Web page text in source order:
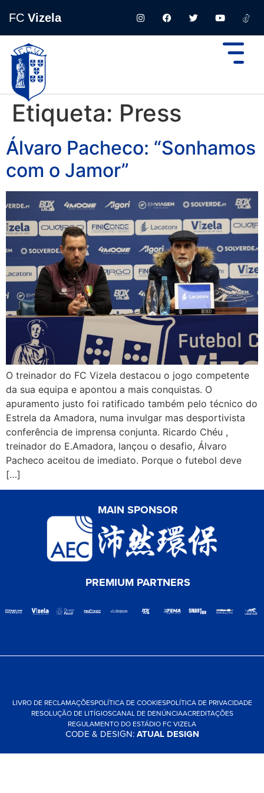
FC Vizela
Etiqueta: Press
Álvaro Pacheco: “Sonhamos
com o Jamor”
O treinador do FC Vizela destacou o jogo competente
da sua equipa e apontou a mais conquistas. O
apuramento justo foi ratificado também pelo técnico do
Estrela da Amadora, numa invulgar mas desportivista
conferência de imprensa conjunta. Ricardo Chéu ,
treinador do E.Amadora, lançou o desafio, Álvaro
Pacheco aceitou de imediato. Porque o futebol deve
[…]
MAIN SPONSOR
PREMIUM PARTNERS
LIVRO DE RECLAMAÇÕESPOLÍTICA DE COOKIESPOLÍTICA DE PRIVACIDADE
RESOLUÇÃO DE LITÍGIOSCANAL DE DENÚNCIAACREDITAÇÕES
REGULAMENTO DO ESTÁDIO FC VIZELA
CODE & DESIGN:ATUAL DESIGN